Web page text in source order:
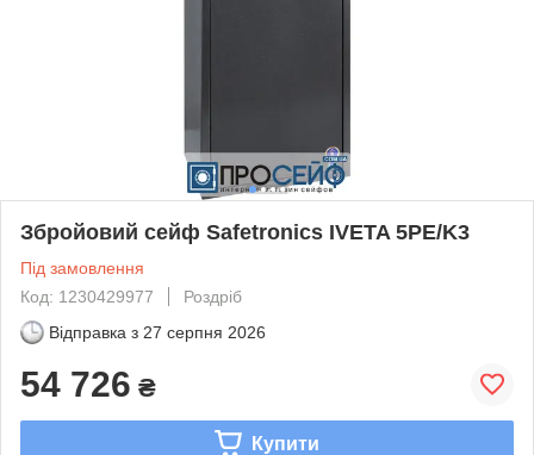
Збройовий сейф Safetronics IVETA 5PE/K3
Під замовлення
Код: 1230429977
Роздріб
Відправка з 27 серпня 2026
54 726 ₴
Купити